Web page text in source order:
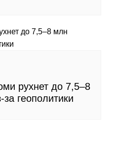
рухнет до 7,5–8
геополитики